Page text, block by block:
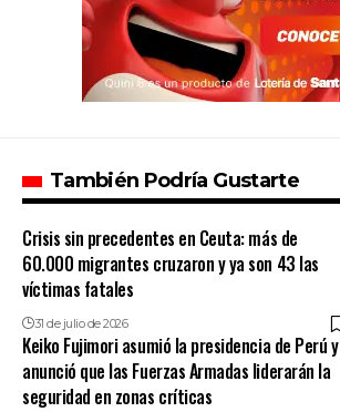
También Podría Gustarte
Crisis sin precedentes en Ceuta: más de
60.000 migrantes cruzaron y ya son 43 las
víctimas fatales
31 de julio de 2026
Keiko Fujimori asumió la presidencia de Perú y
anunció que las Fuerzas Armadas liderarán la
seguridad en zonas críticas